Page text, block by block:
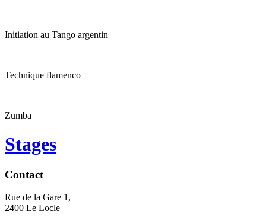
Initiation au Tango argentin
Technique flamenco
Zumba
Stages
Contact
Rue de la Gare 1,
2400 Le Locle